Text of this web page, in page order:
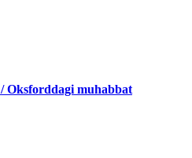
Oksforddagi muhabbat